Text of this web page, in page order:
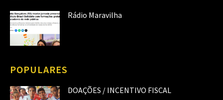
Rádio Maravilha
POPULARES
DOAÇÕES / INCENTIVO FISCAL